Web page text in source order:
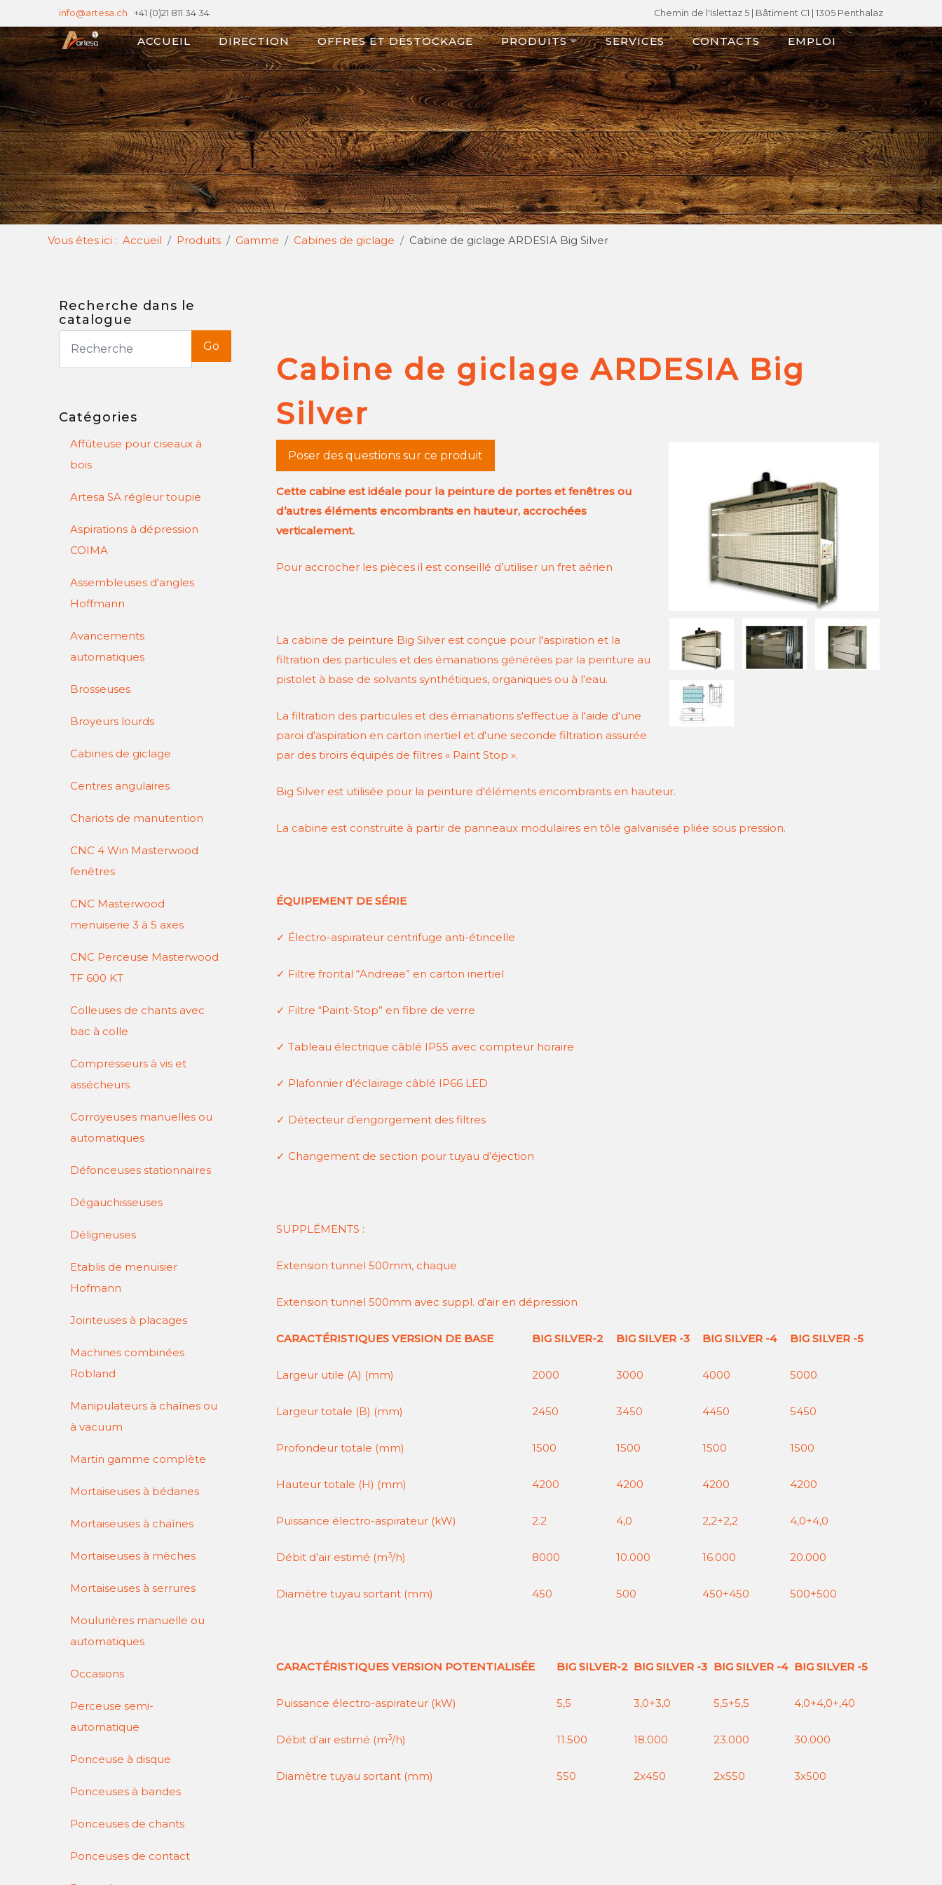
info@artesa.ch +41 (0)21 811 34 34 Chemin de l'Islettaz 5 | Bâtiment C1 | 1305 Penthalaz
ACCUEIL DIRECTION OFFRES ET DÉSTOCKAGE PRODUITS SERVICES CONTACTS EMPLOI
Vous êtes ici : Accueil Produits Gamme Cabines de giclage Cabine de giclage ARDESIA Big Silver
Recherche dans le
catalogue
Go
Catégories
Affûteuse pour ciseaux à
bois
Artesa SA régleur toupie
Aspirations à dépression
COIMA
Assembleuses d'angles
Hoffmann
Avancements
automatiques
Brosseuses
Broyeurs lourds
Cabines de giclage
Centres angulaires
Chariots de manutention
CNC 4 Win Masterwood
fenêtres
CNC Masterwood
menuiserie 3 à 5 axes
CNC Perceuse Masterwood
TF 600 KT
Colleuses de chants avec
bac à colle
Compresseurs à vis et
assécheurs
Corroyeuses manuelles ou
automatiques
Défonceuses stationnaires
Dégauchisseuses
Déligneuses
Etablis de menuisier
Hofmann
Jointeuses à placages
Machines combinées
Robland
Manipulateurs à chaînes ou
à vacuum
Martin gamme complète
Mortaiseuses à bédanes
Mortaiseuses à chaînes
Mortaiseuses à mèches
Mortaiseuses à serrures
Moulurières manuelle ou
automatiques
Occasions
Perceuse semi-
automatique
Ponceuse à disque
Ponceuses à bandes
Ponceuses de chants
Ponceuses de contact
Cabine de giclage ARDESIA Big
Silver
Poser des questions sur ce produit
Cette cabine est idéale pour la peinture de portes et fenêtres ou
d’autres éléments encombrants en hauteur, accrochées
verticalement.
Pour accrocher les pièces il est conseillé d’utiliser un fret aérien
La cabine de peinture Big Silver est conçue pour l'aspiration et la
filtration des particules et des émanations générées par la peinture au
pistolet à base de solvants synthétiques, organiques ou à l'eau.
La filtration des particules et des émanations s'effectue à l'aide d'une
paroi d'aspiration en carton inertiel et d'une seconde filtration assurée
par des tiroirs équipés de filtres « Paint Stop ».
Big Silver est utilisée pour la peinture d'éléments encombrants en hauteur.
La cabine est construite à partir de panneaux modulaires en tôle galvanisée pliée sous pression.
ÉQUIPEMENT DE SÉRIE
✓ Électro-aspirateur centrifuge anti-étincelle
✓ Filtre frontal “Andreae” en carton inertiel
✓ Filtre “Paint-Stop” en fibre de verre
✓ Tableau électrique câblé IP55 avec compteur horaire
✓ Plafonnier d’éclairage câblé IP66 LED
✓ Détecteur d’engorgement des filtres
✓ Changement de section pour tuyau d’éjection
SUPPLÉMENTS :
Extension tunnel 500mm, chaque
Extension tunnel 500mm avec suppl. d’air en dépression
CARACTÉRISTIQUES VERSION DE BASE BIG SILVER-2 BIG SILVER -3 BIG SILVER -4 BIG SILVER -5
Largeur utile (A) (mm) 2000 3000 4000 5000
Largeur totale (B) (mm) 2450 3450 4450 5450
Profondeur totale (mm) 1500 1500 1500 1500
Hauteur totale (H) (mm) 4200 4200 4200 4200
Puissance électro-aspirateur (kW) 2.2 4,0 2,2+2,2 4,0+4,0
Débit d’air estimé (m3/h) 8000 10.000 16.000 20.000
Diamètre tuyau sortant (mm) 450 500 450+450 500+500
CARACTÉRISTIQUES VERSION POTENTIALISÉE BIG SILVER-2 BIG SILVER -3 BIG SILVER -4 BIG SILVER -5
Puissance électro-aspirateur (kW) 5,5 3,0+3,0 5,5+5,5 4,0+4,0+,40
Débit d’air estimé (m3/h) 11.500 18.000 23.000 30.000
Diamètre tuyau sortant (mm) 550 2x450 2x550 3x500